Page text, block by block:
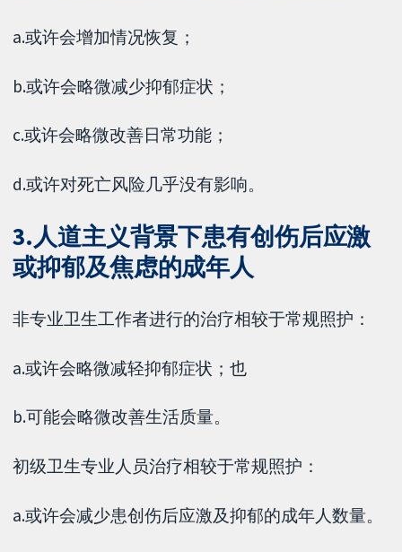
a.或许会增加情况恢复；
b.或许会略微减少抑郁症状；
c.或许会略微改善日常功能；
d.或许对死亡风险几乎没有影响。
3.人道主义背景下患有创伤后应激
或抑郁及焦虑的成年人
非专业卫生工作者进行的治疗相较于常规照护：
a.或许会略微减轻抑郁症状；也
b.可能会略微改善生活质量。
初级卫生专业人员治疗相较于常规照护：
a.或许会减少患创伤后应激及抑郁的成年人数量。